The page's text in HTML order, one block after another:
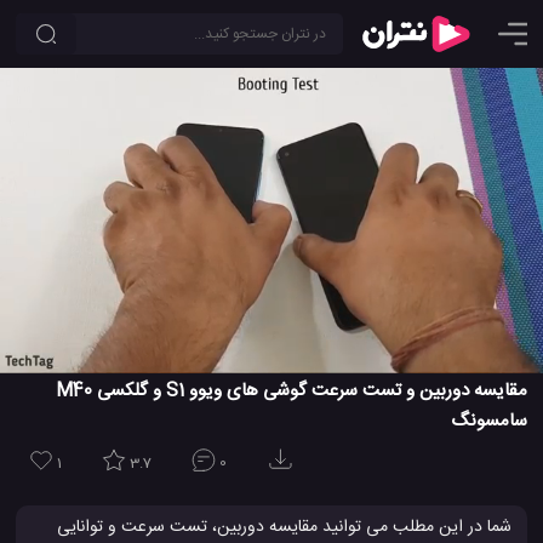
مقایسه دوربین و تست سرعت گوشی های ویوو S1 و گلکسی M40
سامسونگ
1 3.7 0
شما در این مطلب می توانید مقایسه دوربین، تست سرعت و توانایی